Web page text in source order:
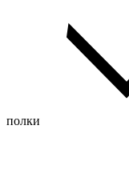
полки